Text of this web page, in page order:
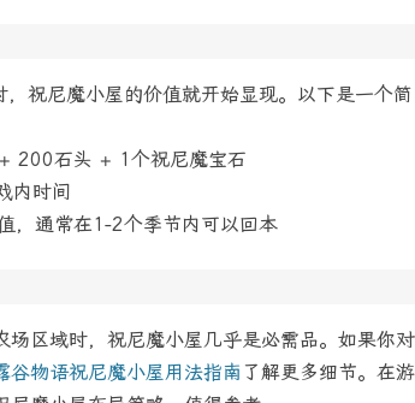
祝尼魔小屋的价值就开始显现。以下是一个简
200石头 + 1个祝尼魔宝石
内时间
，通常在1-2个季节内可以回本
区域时，祝尼魔小屋几乎是必需品。如果你对
谷物语祝尼魔小屋用法指南 了解更多细节。在游